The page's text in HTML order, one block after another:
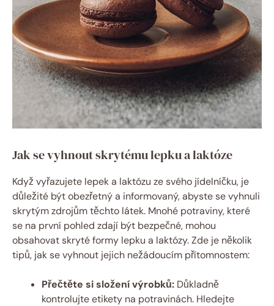
Jak se vyhnout skrytému lepku a laktóze
Když vyřazujete lepek a laktózu ze svého jídelníčku, je
důležité být obezřetný a informovaný, abyste se vyhnuli
skrytým zdrojům těchto látek. Mnohé potraviny, které
se na první pohled zdají být bezpečné, mohou
obsahovat skryté formy lepku a laktózy. Zde je několik
tipů, jak se vyhnout jejich nežádoucím přítomnostem:
Přečtěte si složení výrobků: Důkladně
kontrolujte etikety na potravinách. Hledejte